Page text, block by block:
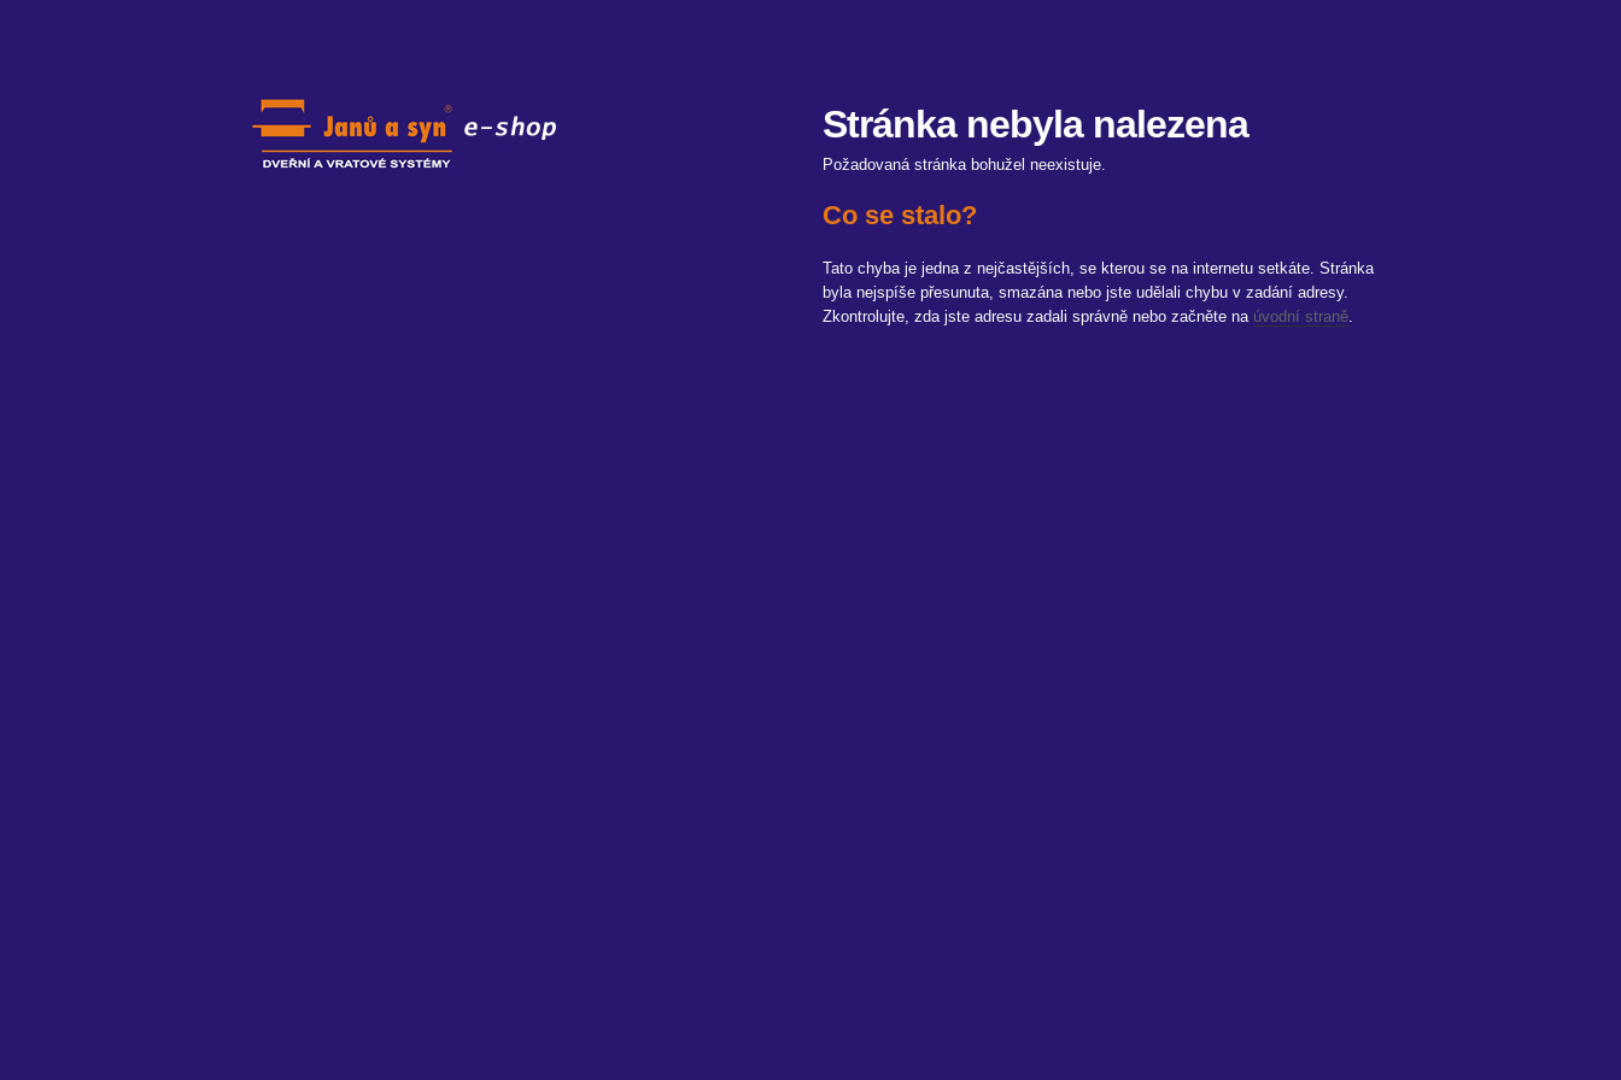
Stránka nebyla nalezena
Požadovaná stránka bohužel neexistuje.
Co se stalo?
Tato chyba je jedna z nejčastějších, se kterou se na internetu setkáte. Stránka
byla nejspíše přesunuta, smazána nebo jste udělali chybu v zadání adresy.
Zkontrolujte, zda jste adresu zadali správně nebo začněte na úvodní straně.